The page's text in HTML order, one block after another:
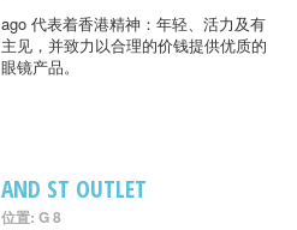
ago 代表着香港精神：年轻、活力及有
主见，并致力以合理的价钱提供优质的
眼镜产品。
AND ST OUTLET
位置: G 8